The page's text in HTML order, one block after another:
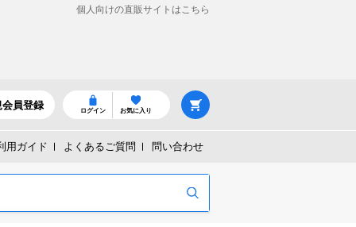
個人向けの直販サイトはこちら
ログイン お気に入り
会員登録
用ガイド よくあるご質問 問い合わせ